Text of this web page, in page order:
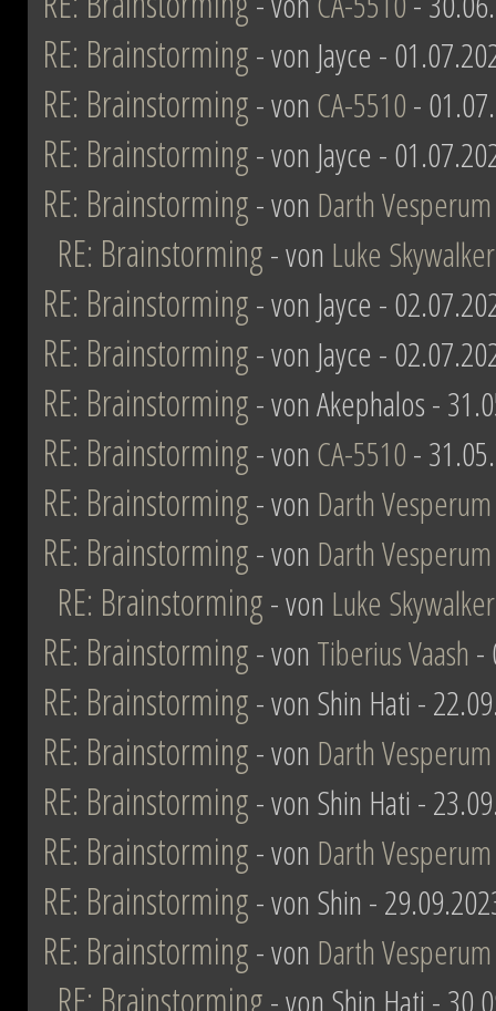
RE: Brainstorming- von Jayce -
RE: Brainstorming- von CA-5510-
RE: Brainstorming- von Jayce -
RE: Brainstorming- von Darth Vesperum
RE: Brainstorming- von Luke Skywalker
RE: Brainstorming- von Jayce -
RE: Brainstorming- von Jayce -
RE: Brainstorming- von Akephalos -
RE: Brainstorming- von CA-5510-
RE: Brainstorming- von Darth Vesperum
RE: Brainstorming- von Darth Vesperum
RE: Brainstorming- von Luke Skywalker
RE: Brainstorming- von Tiberius Vaash -
RE: Brainstorming- von Shin Hati -
RE: Brainstorming- von Darth Vesperum
RE: Brainstorming- von Shin Hati -
RE: Brainstorming- von Darth Vesperum
RE: Brainstorming- von Shin -
RE: Brainstorming- von Darth Vesperum
RE: Brainstorming- von Shin Hati -